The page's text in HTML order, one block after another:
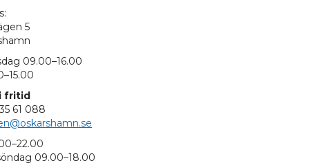
5
09.00–16.00
fritid
61 088
09.00–18.00